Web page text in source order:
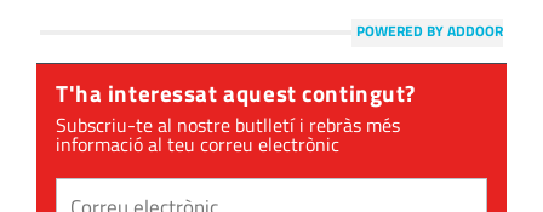
POWERED BY ADDOOR
T'ha interessat aquest contingut?
Subscriu-te al nostre butlletí i rebràs més
informació al teu correu electrònic